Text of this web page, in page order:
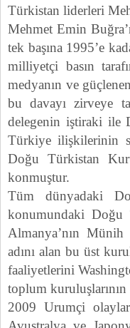
Türkistan liderleri
Mehmet Emin
tek başına 1995’e
milliyetçi basın
medyanın ve
bu davayı zirveye
delegenin iştiraki ile
Türkiye ilişkilerinin
Doğu Türkistan
konmuştur.
Tüm dünyadaki
konumundaki Doğu
Almanya’nın
adını alan bu üst
faaliyetlerini
toplum
2009 Urumçi